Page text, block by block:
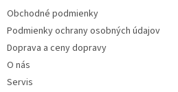
Obchodné podmienky
Podmienky ochrany osobných údajov
Doprava a ceny dopravy
O nás
Servis